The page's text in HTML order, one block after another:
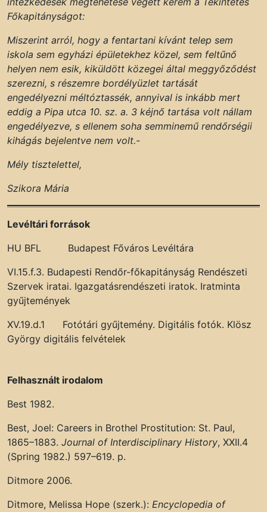
Főkapitányságot:
Miszerint arról, hogy a fentartani kívánt telep sem
iskola sem egyházi épületekhez közel, sem feltűnő
helyen nem esik, kiküldött közegei által meggyőződést
szerezni, s részemre bordélyüzlet tartását
engedélyezni méltóztassék, annyival is inkább mert
eddig a Pipa utca 10. sz. a. 3 kéjnő tartása volt nállam
engedélyezve, s ellenem soha semminemű rendőrségii
kihágás bejelentve nem volt.-
Mély tisztelettel,
Szikora Mária
Levéltári források
HU BFL Budapest Főváros Levéltára
VI.15.f.3. Budapesti Rendőr-főkapitányság Rendészeti
Szervek iratai. Igazgatásrendészeti iratok. Iratminta
gyűjtemények
XV.19.d.1 Fotótári gyűjtemény. Digitális fotók. Klösz
György digitális felvételek
Felhasznált irodalom
Best 1982.
Best, Joel: Careers in Brothel Prostitution: St. Paul,
1865–1883. Journal of Interdisciplinary History, XXII.4
(Spring 1982.) 597–619. p.
Ditmore 2006.
Ditmore, Melissa Hope (szerk.): Encyclopedia of